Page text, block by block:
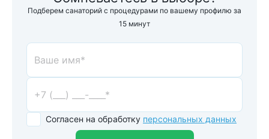
Подберем санаторий с процедурами по вашему профилю за
15 минут
Согласен на обработку персональных данных